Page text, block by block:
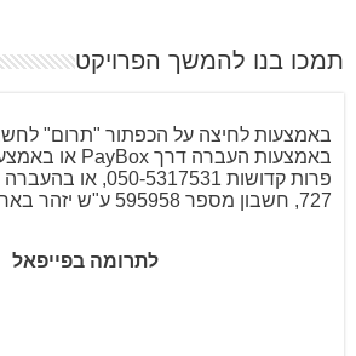
תמכו בנו להמשך הפרויקט
פרות קדושות 050-
727, חשבון מספר 595958 ע"ש יזהר באר – פרות קדושות
לתרומה בפייפאל